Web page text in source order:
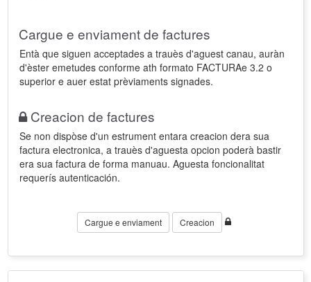
Cargue e enviament de factures
Entà que siguen acceptades a trauès d'aguest canau, auràn
d'èster emetudes conforme ath formato FACTURAe 3.2 o
superior e auer estat prèviaments signades.
Creacion de factures
Se non dispòse d'un estrument entara creacion dera sua
factura electronica, a trauès d'aguesta opcion poderà bastir
era sua factura de forma manuau. Aguesta foncionalitat
requerís autenticación.
Cargue e enviament Creacion